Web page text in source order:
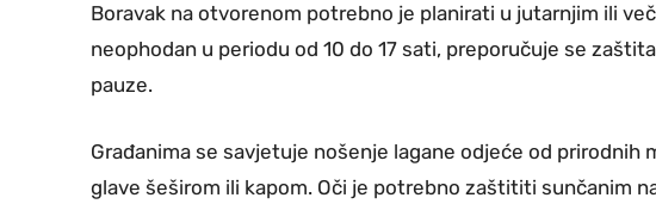
Boravak na otvorenom potrebno je planirati u jutarnjim ili
neophodan u periodu od 10 do 17 sati, preporučuje se
pauze.
Građanima se savjetuje nošenje lagane odjeće od prirodnih
glave šeširom ili kapom. Oči je potrebno zaštititi sunčanim